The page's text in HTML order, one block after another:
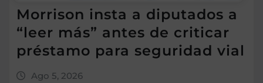
Morrison insta a diputados a
“leer más” antes de criticar
préstamo para seguridad vial
Ago 5, 2026